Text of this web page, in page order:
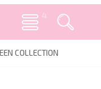
COLLECTION